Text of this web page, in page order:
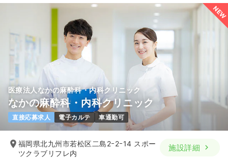
NEW
医療法人なかの麻酔科・内科クリニック
なかの麻酔科・内科クリニック
直接応募求人 電子カルテ 車通勤可
福岡県北九州市若松区二島2ｰ2ｰ14 スポー
ツクラブリフレ内
施設詳細